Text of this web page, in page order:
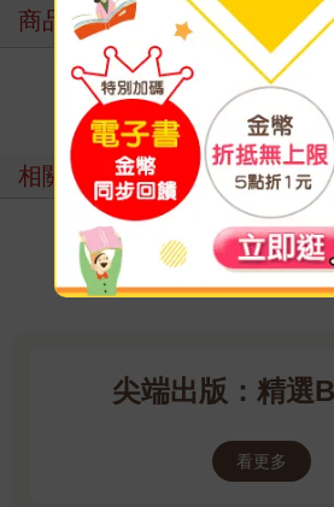
商品評價
寫評價
相關主題
尖端出版：精選
看更多